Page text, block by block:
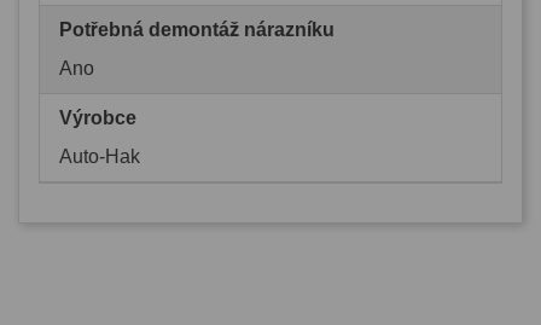
Potřebná demontáž nárazníku
Ano
Výrobce
Auto-Hak